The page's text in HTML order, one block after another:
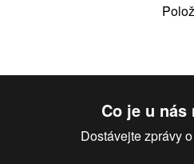
Co je u nás
Dostávejte zprávy